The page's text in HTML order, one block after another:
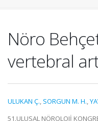
Nöro
vertebral
ULUKAN Ç., SORGUN M. H.,
51.ULUSAL NÖROLOJİ